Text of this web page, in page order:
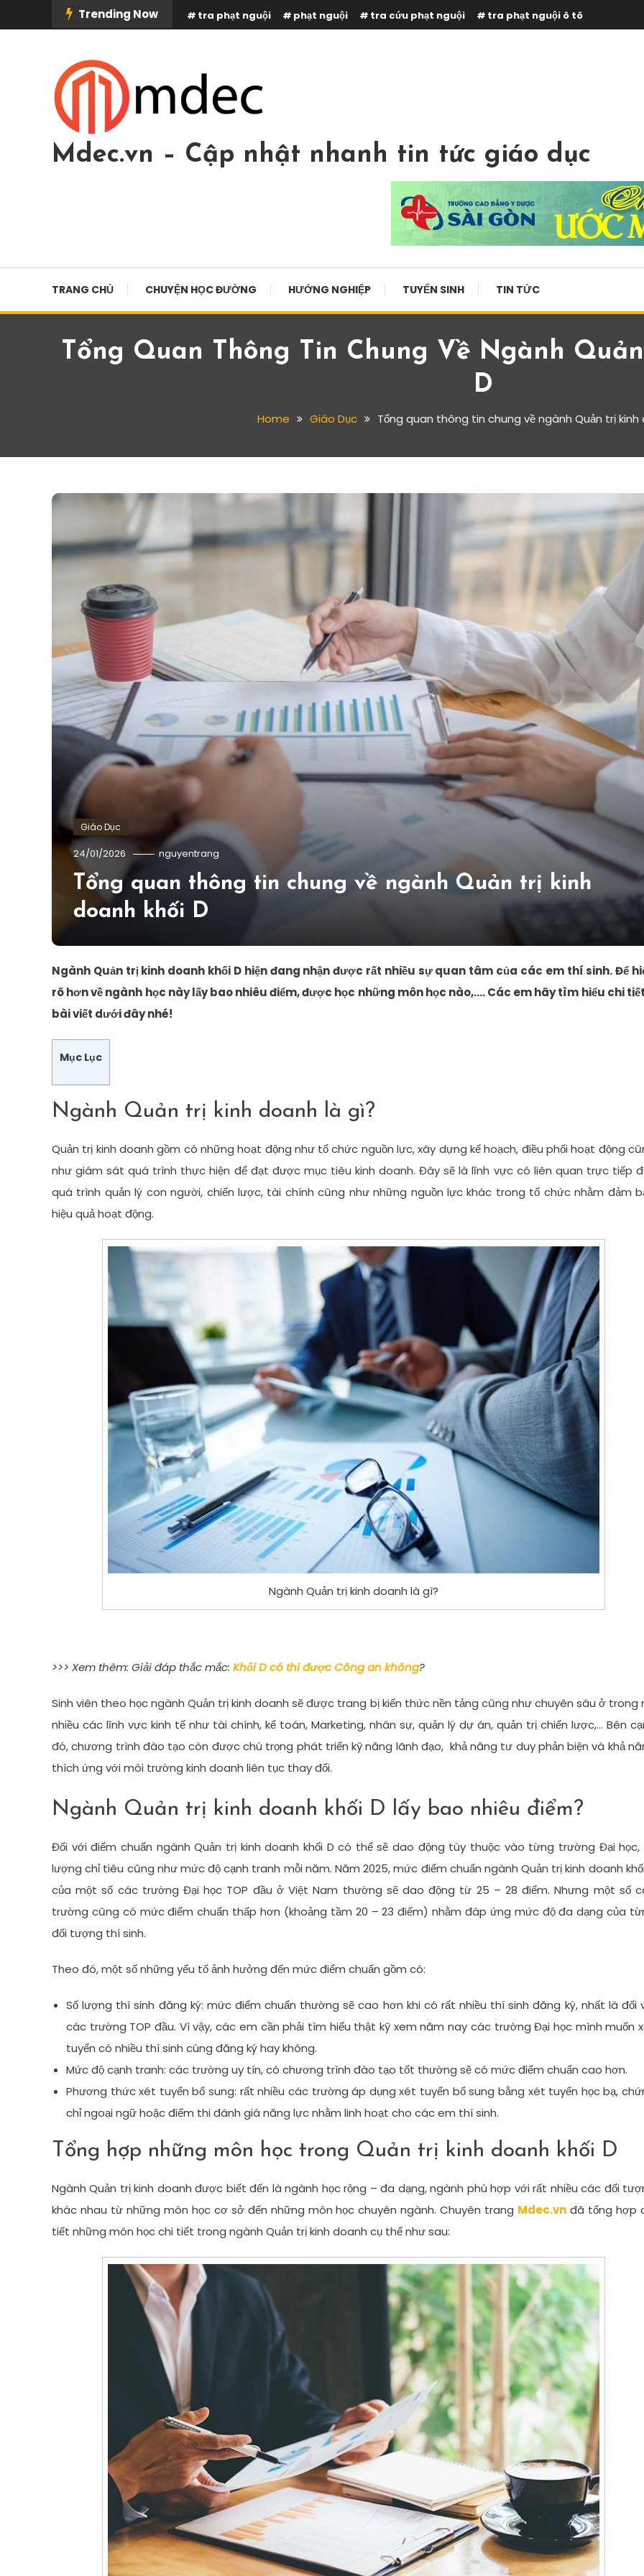
To
Trending Now tra phạt nguội phạt nguội tra cứu phạt nguội tra phạt nguội ô tô
Mdec.vn – Cập nhật nhanh tin tức giáo dục
TRANG CHỦ CHUYỆN HỌC ĐƯỜNG HƯỚNG NGHIỆP TUYỂN SINH TIN TỨC
Tổng Quan Thông Tin Chung Về Ngành
D
Home Giáo Dục Tổng quan thông tin chung về ngành Quản trị kinh
Giáo Dục
24/01/2026 nguyentrang
Tổng quan thông tin chung về ngành Quản trị kinh
doanh khối D
Ngành Quản trị kinh doanh khối D hiện đang nhận được rất nhiều sự quan tâm của các em thí sinh. Để
rõ hơn về ngành học này lấy bao nhiêu điểm, được học những môn học nào,…. Các em hãy tìm hiểu chi
bài viết dưới đây nhé!
Mục Lục
Ngành Quản trị kinh doanh là gì?
Quản trị kinh doanh gồm có những hoạt động như tổ chức nguồn lực, xây dựng kế hoạch, điều phối hoạt động
như giám sát quá trình thực hiện để đạt được mục tiêu kinh doanh. Đây sẽ là lĩnh vực có liên quan trực tiếp
quá trình quản lý con người, chiến lược, tài chính cũng như những nguồn lực khác trong tổ chức nhằm đảm
hiệu quả hoạt động.
Ngành Quản trị kinh doanh là gì?
>>> Xem thêm: Giải đáp thắc mắc: Khối D có thi được Công an không?
Sinh viên theo học ngành Quản trị kinh doanh sẽ được trang bị kiến thức nền tảng cũng như chuyên sâu ở trong
nhiều các lĩnh vực kinh tế như tài chính, kế toán, Marketing, nhân sự, quản lý dự án, quản trị chiến lược,… Bên
đó, chương trình đào tạo còn được chú trọng phát triển kỹ năng lãnh đạo, khả năng tư duy phản biện và khả
thích ứng với môi trường kinh doanh liên tục thay đổi.
Ngành Quản trị kinh doanh khối D lấy bao nhiêu điểm?
Đối với điểm chuẩn ngành Quản trị kinh doanh khối D có thể sẽ dao động tùy thuộc vào từng trường Đại học,
lượng chỉ tiêu cũng như mức độ cạnh tranh mỗi năm. Năm 2025, mức điểm chuẩn ngành Quản trị kinh doanh
của một số các trường Đại học TOP đầu ở Việt Nam thường sẽ dao động từ 25 – 28 điểm. Nhưng một số
trường cũng có mức điểm chuẩn thấp hơn (khoảng tầm 20 – 23 điểm) nhằm đáp ứng mức độ đa dạng của
đối tượng thí sinh.
Theo đó, một số những yếu tố ảnh hưởng đến mức điểm chuẩn gồm có:
Số lượng thí sinh đăng ký: mức điểm chuẩn thường sẽ cao hơn khi có rất nhiều thí sinh đăng ký, nhất là đối
các trường TOP đầu. Vì vậy, các em cần phải tìm hiểu thật kỹ xem năm nay các trường Đại học mình muốn
tuyển có nhiều thí sinh cùng đăng ký hay không.
Mức độ cạnh tranh: các trường uy tín, có chương trình đào tạo tốt thường sẽ có mức điểm chuẩn cao hơn.
Phương thức xét tuyển bổ sung: rất nhiều các trường áp dụng xét tuyển bổ sung bằng xét tuyển học bạ,
chỉ ngoại ngữ hoặc điểm thi đánh giá năng lực nhằm linh hoạt cho các em thí sinh.
Tổng hợp những môn học trong Quản trị kinh doanh khối D
Ngành Quản trị kinh doanh được biết đến là ngành học rộng – đa dạng, ngành phù hợp với rất nhiều các đối
khác nhau từ những môn học cơ sở đến những môn học chuyên ngành. Chuyên trang Mdec.vn đã tổng hợp
tiết những môn học chi tiết trong ngành Quản trị kinh doanh cụ thể như sau: